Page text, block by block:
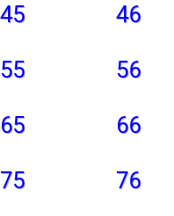
45 46
55 56
65 66
75 76